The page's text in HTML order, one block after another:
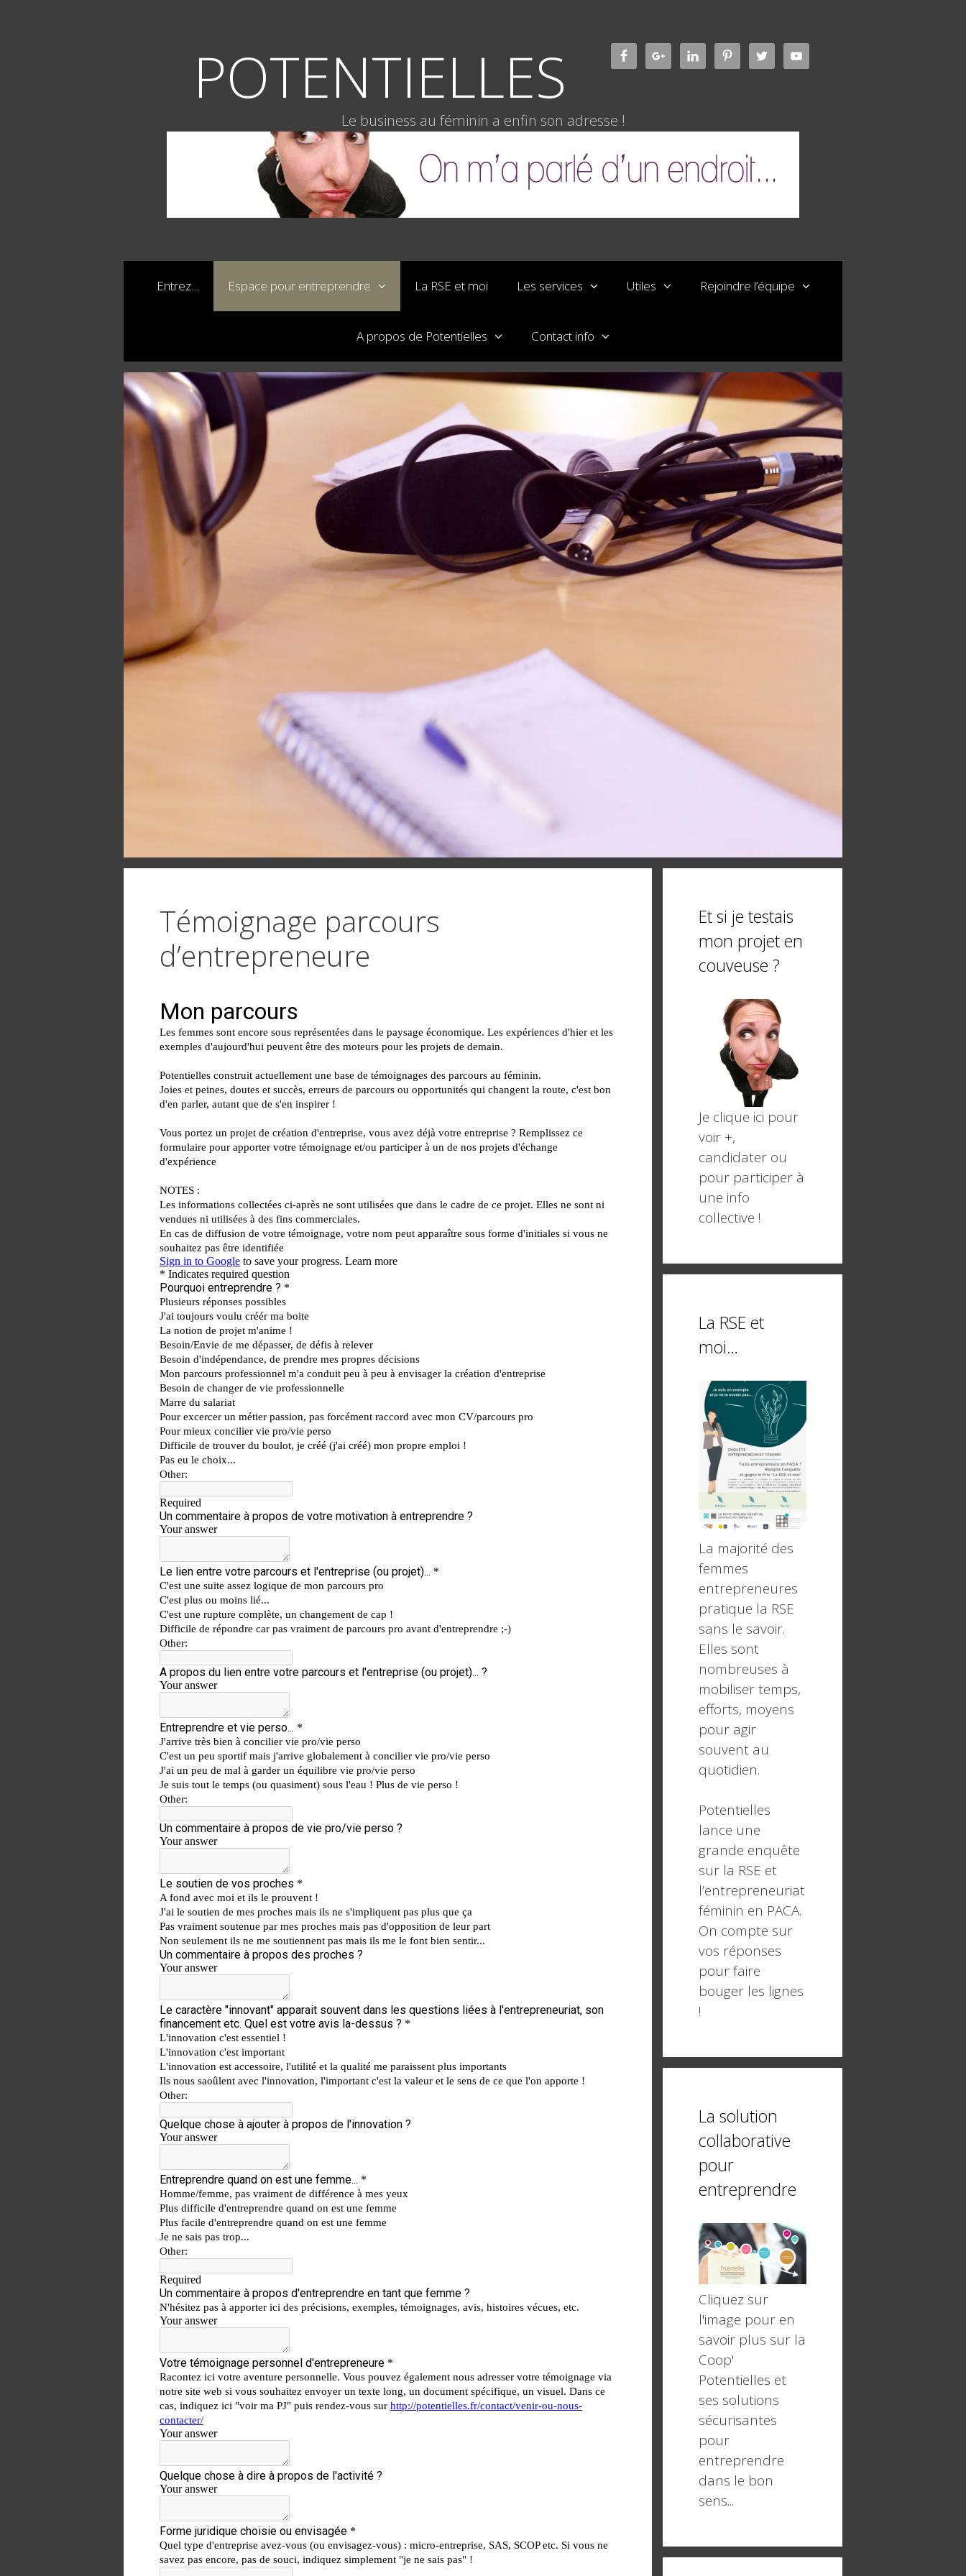
POTENTIELLES
Le business au féminin a enfin son adresse !
Entrez… Espace pour entreprendre La RSE et moi Les services Utiles Rejoindre l’équipe
A propos de Potentielles Contact info
Témoignage parcours
d’entrepreneure
Et si je testais
mon projet en
couveuse ?
Je clique ici pour
voir +,
candidater ou
pour participer à
une info
collective !
La RSE et
moi…
La majorité des
femmes
entrepreneures
pratique la RSE
sans le savoir.
Elles sont
nombreuses à
mobiliser temps,
efforts, moyens
pour agir
souvent au
quotidien.
Potentielles
lance une
grande enquête
sur la RSE et
l’entrepreneuriat
féminin en PACA.
On compte sur
vos réponses
pour faire
bouger les lignes
!
La solution
collaborative
pour
entreprendre
Cliquez sur
l'image pour en
savoir plus sur la
Coop'
Potentielles et
ses solutions
sécurisantes
pour
entreprendre
dans le bon
sens...